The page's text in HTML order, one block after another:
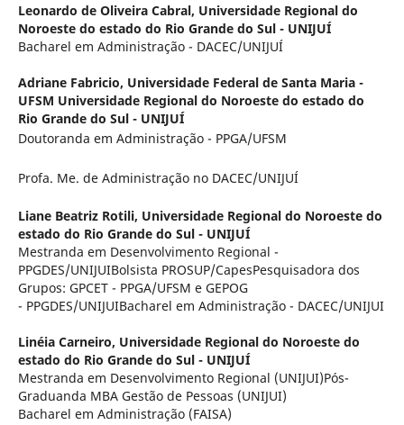
Leonardo de Oliveira Cabral, Universidade Regional do
Noroeste do estado do Rio Grande do Sul - UNIJUÍ
Bacharel em Administração - DACEC/UNIJUÍ
Adriane Fabricio, Universidade Federal de Santa Maria -
UFSM Universidade Regional do Noroeste do estado do
Rio Grande do Sul - UNIJUÍ
Doutoranda em Administração - PPGA/UFSM
Profa. Me. de Administração no DACEC/UNIJUÍ
Liane Beatriz Rotili, Universidade Regional do Noroeste do
estado do Rio Grande do Sul - UNIJUÍ
Mestranda em Desenvolvimento Regional -
PPGDES/UNIJUIBolsista PROSUP/CapesPesquisadora dos
Grupos: GPCET - PPGA/UFSM e GEPOG
- PPGDES/UNIJUIBacharel em Administração - DACEC/UNIJUI
Linéia Carneiro, Universidade Regional do Noroeste do
estado do Rio Grande do Sul - UNIJUÍ
Mestranda em Desenvolvimento Regional (UNIJUI)Pós-
Graduanda MBA Gestão de Pessoas (UNIJUI)
Bacharel em Administração (FAISA)